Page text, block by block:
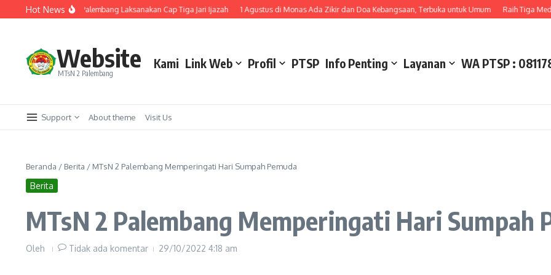
Lewati ke konten
Hot News
MTsN 2 Palembang Laksanakan Cap Tiga Jari Ijazah 1 Agustus di Monas Ada Zikir dan Doa Kebangsaan, Terbuka untuk Umum Raih Tiga Medali
Website
MTsN 2 Palembang
Kami Link Web Profil PTSP Info Penting Layanan WA PTSP :
Support About theme Visit Us
Beranda / Berita / MTsN 2 Palembang Memperingati Hari Sumpah Pemuda
Berita
MTsN 2 Palembang Memperingati Hari Sumpah
Oleh Tidak ada komentar 29/10/2022 4:18 am